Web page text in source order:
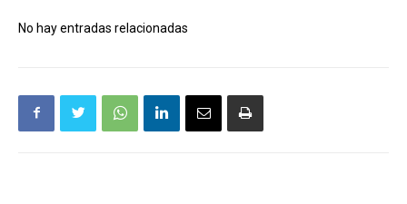
No hay entradas relacionadas